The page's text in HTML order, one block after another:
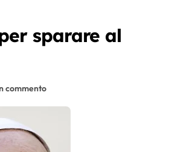
sparare al
commento